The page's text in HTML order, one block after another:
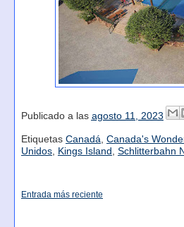
Publicado a las agosto 11, 2023
Etiquetas Canadá, Canada's
Unidos, Kings Island , Schlitterbahn
Entrada más reciente